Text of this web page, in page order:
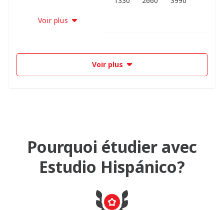
Voir plus
Voir plus
Pourquoi étudier avec
Estudio Hispánico?